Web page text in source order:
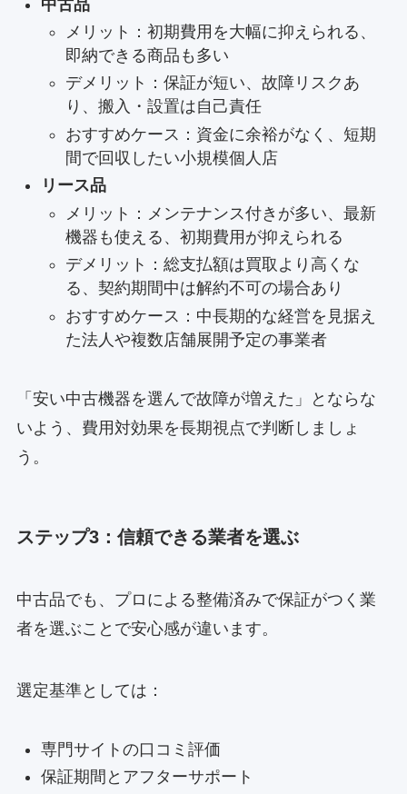
中古品
メリット：初期費用を大幅に抑えられる、
即納できる商品も多い
デメリット：保証が短い、故障リスクあ
り、搬入・設置は自己責任
おすすめケース：資金に余裕がなく、短期
間で回収したい小規模個人店
リース品
メリット：メンテナンス付きが多い、最新
機器も使える、初期費用が抑えられる
デメリット：総支払額は買取より高くな
る、契約期間中は解約不可の場合あり
おすすめケース：中長期的な経営を見据え
た法人や複数店舗展開予定の事業者
「安い中古機器を選んで故障が増えた」とならな
いよう、費用対効果を長期視点で判断しましょ
う。
ステップ3：信頼できる業者を選ぶ
中古品でも、プロによる整備済みで保証がつく業
者を選ぶことで安心感が違います。
選定基準としては：
専門サイトの口コミ評価
保証期間とアフターサポート